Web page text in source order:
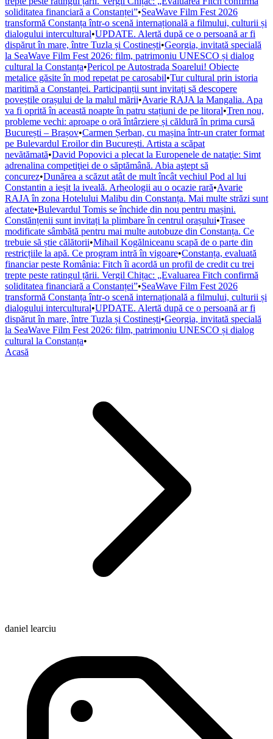
soliditatea financiară a Constanței”•SeaWave Film Fest 2026
transformă Constanța într-o scenă internațională a filmului, culturii și
dialogului intercultural•UPDATE. Alertă după ce o persoană ar fi
dispărut în mare, între Tuzla și Costinești•Georgia, invitată specială
la SeaWave Film Fest 2026: film, patrimoniu UNESCO și dialog
cultural la Constanța•Pericol pe Autostrada Soarelui! Obiecte
metalice găsite în mod repetat pe carosabil•Tur cultural prin istoria
maritimă a Constanței. Participanții sunt invitați să descopere
poveștile orașului de la malul mării•Avarie RAJA la Mangalia. Apa
va fi oprită în această noapte în patru stațiuni de pe litoral•Tren nou,
probleme vechi: aproape o oră întârziere și căldură în prima cursă
București – Brașov•Carmen Șerban, cu mașina într-un crater format
pe Bulevardul Eroilor din București. Artista a scăpat
nevătămată•David Popovici a plecat la Europenele de nataţie: Simt
adrenalina competiţiei de o săptămână. Abia aştept să
concurez•Dunărea a scăzut atât de mult încât vechiul Pod al lui
Constantin a ieșit la iveală. Arheologii au o ocazie rară•Avarie
RAJA în zona Hotelului Malibu din Constanța. Mai multe străzi sunt
afectate•Bulevardul Tomis se închide din nou pentru mașini.
Constănțenii sunt invitați la plimbare în centrul orașului•Trasee
modificate sâmbătă pentru mai multe autobuze din Constanța. Ce
trebuie să știe călătorii•Mihail Kogălniceanu scapă de o parte din
restricțiile la apă. Ce program intră în vigoare•Constanța, evaluată
financiar peste România: Fitch îi acordă un profil de credit cu trei
trepte peste ratingul țării. Vergil Chițac: „Evaluarea Fitch confirmă
soliditatea financiară a Constanței”•SeaWave Film Fest 2026
transformă Constanța într-o scenă internațională a filmului, culturii și
dialogului intercultural•UPDATE. Alertă după ce o persoană ar fi
dispărut în mare, între Tuzla și Costinești•Georgia, invitată specială
la SeaWave Film Fest 2026: film, patrimoniu UNESCO și dialog
cultural la Constanța•
Acasă
daniel learciu